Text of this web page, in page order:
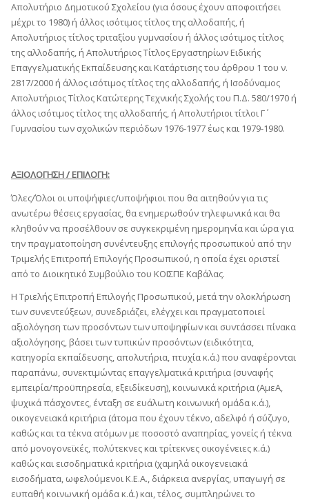
Απολυτήριο Δημοτικού Σχολείου (για όσους έχουν αποφοιτήσει
μέχρι το 1980) ή άλλος ισότιμος τίτλος της αλλοδαπής, ή
Απολυτήριος τίτλος τριταξίου γυμνασίου ή άλλος ισότιμος τίτλος
της αλλοδαπής, ή Απολυτήριος Τίτλος Εργαστηρίων Ειδικής
Επαγγελματικής Εκπαίδευσης και Κατάρτισης του άρθρου 1 του ν.
2817/2000 ή άλλος ισότιμος τίτλος της αλλοδαπής, ή Ισοδύναμος
Απολυτήριος Τίτλος Κατώτερης Τεχνικής Σχολής του Π.Δ. 580/1970 ή
άλλος ισότιμος τίτλος της αλλοδαπής, ή Απολυτήριοι τίτλοι Γ΄
Γυμνασίου των σχολικών περιόδων 1976-1977 έως και 1979-1980.
ΑΞΙΟΛΟΓΗΣΗ / ΕΠΙΛΟΓΗ:
Όλες/Όλοι οι υποψήφιες/υποψήφιοι που θα αιτηθούν για τις
ανωτέρω θέσεις εργασίας, θα ενημερωθούν τηλεφωνικά και θα
κληθούν να προσέλθουν σε συγκεκριμένη ημερομηνία και ώρα για
την πραγματοποίηση συνέντευξης επιλογής προσωπικού από την
Τριμελής Επιτροπή Επιλογής Προσωπικού, η οποία έχει οριστεί
από το Διοικητικό Συμβούλιο του ΚΟΙΣΠΕ Καβάλας.
Η Τριελής Επιτροπή Επιλογής Προσωπικού, μετά την ολοκλήρωση
των συνεντεύξεων, συνεδριάζει, ελέγχει και πραγματοποιεί
αξιολόγηση των προσόντων των υποψηφίων και συντάσσει πίνακα
αξιολόγησης, βάσει των τυπικών προσόντων (ειδικότητα,
κατηγορία εκπαίδευσης, απολυτήρια, πτυχία κ.ά.) που αναφέρονται
παραπάνω, συνεκτιμώντας επαγγελματικά κριτήρια (συναφής
εμπειρία/προϋπηρεσία, εξειδίκευση), κοινωνικά κριτήρια (ΑμεΑ,
ψυχικά πάσχοντες, ένταξη σε ευάλωτη κοινωνική ομάδα κ.ά.),
οικογενειακά κριτήρια (άτομα που έχουν τέκνο, αδελφό ή σύζυγο,
καθώς και τα τέκνα ατόμων με ποσοστό αναπηρίας, γονείς ή τέκνα
από μονογονεϊκές, πολύτεκνες και τρίτεκνες οικογένειες κ.ά.)
καθώς και εισοδηματικά κριτήρια (χαμηλά οικογενειακά
εισοδήματα, ωφελούμενοι Κ.Ε.Α., διάρκεια ανεργίας, υπαγωγή σε
ευπαθή κοινωνική ομάδα κ.ά.) και, τέλος, συμπληρώνει το